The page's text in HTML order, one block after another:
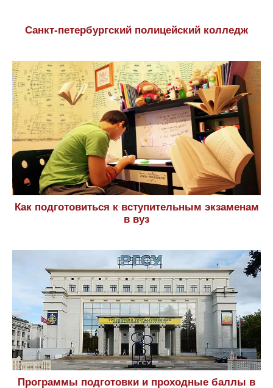
Санкт-петербургский полицейский колледж
Как подготовиться к вступительным экзаменам
в вуз
Программы подготовки и проходные баллы в